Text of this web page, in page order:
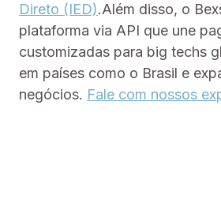
Direto (IED).Além disso, o
plataforma via API que une
customizadas para big techs
em países como o Brasil e
negócios. Fale com nossos